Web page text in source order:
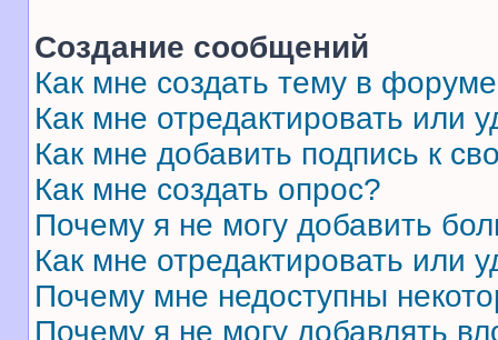
Создание сообщений
Как мне создать тему в
Как мне отредактировать или
Как мне добавить подпись к
Как мне создать опрос?
Почему я не могу добавить
Как мне отредактировать или
Почему мне недоступны
Почему я не могу добавлять